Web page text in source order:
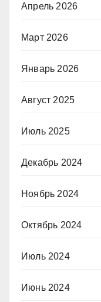
Апрель 2026
Март 2026
Январь 2026
Август 2025
Июль 2025
Декабрь 2024
Ноябрь 2024
Октябрь 2024
Июль 2024
Июнь 2024